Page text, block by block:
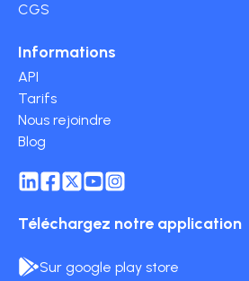
CGS
Informations
API
Tarifs
Nous rejoindre
Blog
Téléchargez notre application
Sur google play store